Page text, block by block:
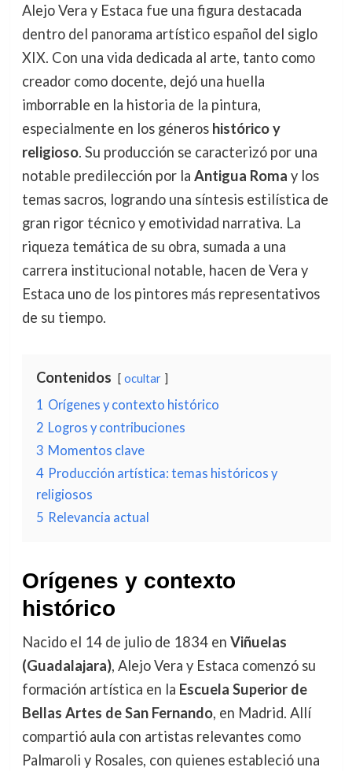
Alejo Vera y Estaca fue una figura destacada
dentro del panorama artístico español del siglo
XIX. Con una vida dedicada al arte, tanto como
creador como docente, dejó una huella
imborrable en la historia de la pintura,
especialmente en los géneros histórico y
religioso. Su producción se caracterizó por una
notable predilección por la Antigua Roma y los
temas sacros, logrando una síntesis estilística de
gran rigor técnico y emotividad narrativa. La
riqueza temática de su obra, sumada a una
carrera institucional notable, hacen de Vera y
Estaca uno de los pintores más representativos
de su tiempo.
Contenidos ocultar
1 Orígenes y contexto histórico
2 Logros y contribuciones
3 Momentos clave
4 Producción artística: temas históricos y
religiosos
5 Relevancia actual
Orígenes y contexto
histórico
Nacido el 14 de julio de 1834 en Viñuelas
(Guadalajara), Alejo Vera y Estaca comenzó su
formación artística en la Escuela Superior de
Bellas Artes de San Fernando, en Madrid. Allí
compartió aula con artistas relevantes como
Palmaroli y Rosales, con quienes estableció una